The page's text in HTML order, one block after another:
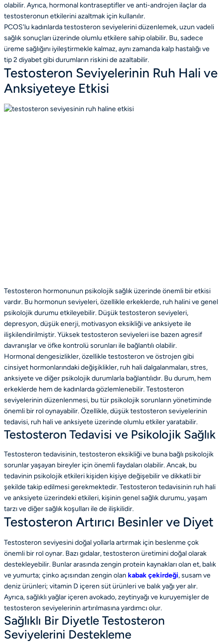
olabilir. Ayrıca, hormonal kontraseptifler ve anti-androjen ilaçlar da
testosteronun etkilerini azaltmak için kullanılır.
PCOS'lu kadınlarda testosteron seviyelerini düzenlemek, uzun vadeli
sağlık sonuçları üzerinde olumlu etkilere sahip olabilir. Bu, sadece
üreme sağlığını iyileştirmekle kalmaz, aynı zamanda kalp hastalığı ve
tip 2 diyabet gibi durumların riskini de azaltabilir.
Testosteron Seviyelerinin Ruh Hali ve
Anksiyeteye Etkisi
Testosteron hormonunun psikolojik sağlık üzerinde önemli bir etkisi
vardır. Bu hormonun seviyeleri, özellikle erkeklerde, ruh halini ve genel
psikolojik durumu etkileyebilir. Düşük testosteron seviyeleri,
depresyon, düşük enerji, motivasyon eksikliği ve anksiyete ile
ilişkilendirilmiştir. Yüksek testosteron seviyeleri ise bazen agresif
davranışlar ve öfke kontrolü sorunları ile bağlantılı olabilir.
Hormonal dengesizlikler, özellikle testosteron ve östrojen gibi
cinsiyet hormonlarındaki değişiklikler, ruh hali dalgalanmaları, stres,
anksiyete ve diğer psikolojik durumlarla bağlantılıdır. Bu durum, hem
erkeklerde hem de kadınlarda gözlemlenebilir. Testosteron
seviyelerinin düzenlenmesi, bu tür psikolojik sorunların yönetiminde
önemli bir rol oynayabilir. Özellikle, düşük testosteron seviyelerinin
tedavisi, ruh hali ve anksiyete üzerinde olumlu etkiler yaratabilir.
Testosteron Tedavisi ve Psikolojik Sağlık
Testosteron tedavisinin, testosteron eksikliği ve buna bağlı psikolojik
sorunlar yaşayan bireyler için önemli faydaları olabilir. Ancak, bu
tedavinin psikolojik etkileri kişiden kişiye değişebilir ve dikkatli bir
şekilde takip edilmesi gerekmektedir. Testosteron tedavisinin ruh hali
ve anksiyete üzerindeki etkileri, kişinin genel sağlık durumu, yaşam
tarzı ve diğer sağlık koşulları ile de ilişkilidir.
Testosteron Artırıcı Besinler ve Diyet
Testosteron seviyesini doğal yollarla artırmak için beslenme çok
önemli bir rol oynar. Bazı gıdalar, testosteron üretimini doğal olarak
destekleyebilir. Bunlar arasında zengin protein kaynakları olan et, balık
ve yumurta; çinko açısından zengin olan kabak çekirdeği, susam ve
deniz ürünleri; vitamin D içeren süt ürünleri ve balık yağı yer alır.
Ayrıca, sağlıklı yağlar içeren avokado, zeytinyağı ve kuruyemişler de
testosteron seviyelerinin artırılmasına yardımcı olur.
Sağlıklı Bir Diyetle Testosteron
Seviyelerini Destekleme